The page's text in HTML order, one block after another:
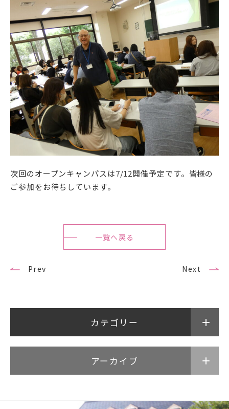
プライバシーポリシー
follow us
公式SNSアカウント
武蔵野学院
武蔵野学院大学大学院
武蔵野学院大学
武蔵野中学校 高等学校
次回のオープンキャンパスは7/12開催予定です。皆様の
ご参加をお待ちしています。
Prev
一覧へ戻る
Next
カテゴリー
アーカイブ